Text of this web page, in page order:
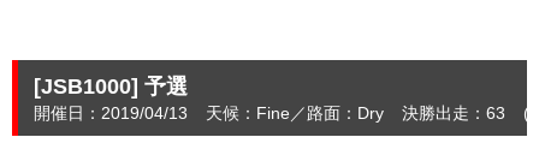
[JSB1000] 予選
開催日：2019/04/13 天候：Fine 路面：Dry 決勝出走：63